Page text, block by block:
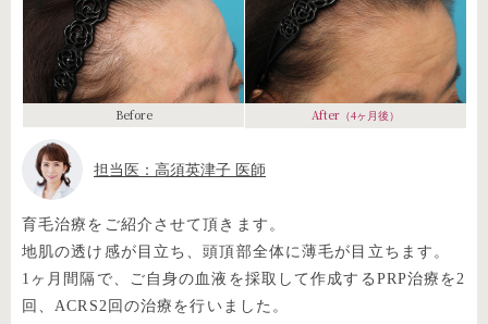
Before After （4ヶ月後）
担当医：高須英津子 医師
育毛治療をご紹介させて頂きます。
地肌の透け感が目立ち、頭頂部全体に薄毛が目立ちます。
1ヶ月間隔で、ご自身の血液を採取して作成するPRP治療を2
回、ACRS2回の治療を行いました。